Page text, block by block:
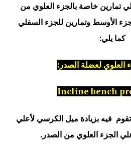
تمارين خاصة بالجزء العلوي من
الأوسط وتمارين للجزء السفلي
كما يلي:
العلوي لعضلة الصدر:
Incline bench
فيه بزيادة ميل الكرسي لأعلي
الجزء العلوي من الصدر.